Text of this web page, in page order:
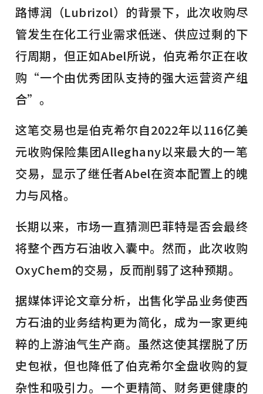
路博润（Lubrizol）的背景下，此次收购尽
管发生在化工行业需求低迷、供应过剩的下
行周期，但正如Abel所说，伯克希尔正在收
购“一个由优秀团队支持的强大运营资产组
合”。
这笔交易也是伯克希尔自2022年以116亿美
元收购保险集团Alleghany以来最大的一笔
交易，显示了继任者Abel在资本配置上的魄
力与风格。
长期以来，市场一直猜测巴菲特是否会最终
将整个西方石油收入囊中。然而，此次收购
OxyChem的交易，反而削弱了这种预期。
据媒体评论文章分析，出售化学品业务使西
方石油的业务结构更为简化，成为一家更纯
粹的上游油气生产商。虽然这使其摆脱了历
史包袱，但也降低了伯克希尔全盘收购的复
杂性和吸引力。一个更精简、财务更健康的